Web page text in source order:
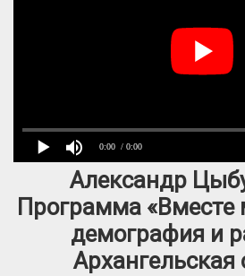
0:00 / 0:00
Александр
Программа «Вместе
демография и
Архангельская